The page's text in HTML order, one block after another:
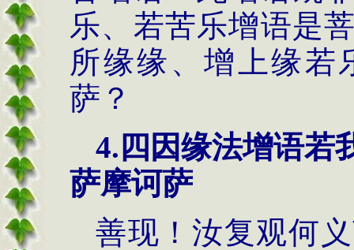
乐、若苦乐增语是
所缘缘、增上缘若
萨？
4. 四因缘法增语若
萨摩诃萨
善现！汝复观何